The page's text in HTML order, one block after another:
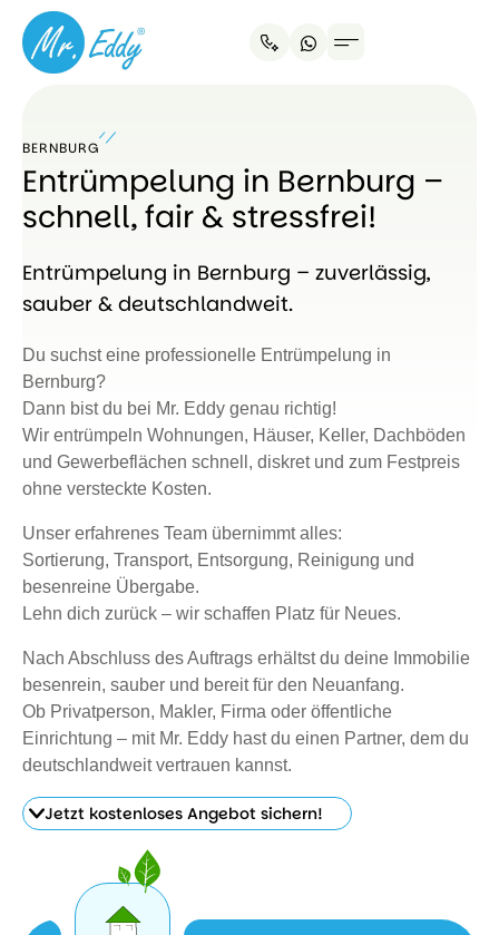
BERNBURG
Entrümpelung in Bernburg –
schnell, fair & stressfrei!
Entrümpelung in Bernburg – zuverlässig,
sauber & deutschlandweit.
Du suchst eine professionelle Entrümpelung in
Bernburg?
Dann bist du bei Mr. Eddy genau richtig!
Wir entrümpeln Wohnungen, Häuser, Keller, Dachböden
und Gewerbeflächen schnell, diskret und zum Festpreis
ohne versteckte Kosten.
Unser erfahrenes Team übernimmt alles:
Sortierung, Transport, Entsorgung, Reinigung und
besenreine Übergabe.
Lehn dich zurück – wir schaffen Platz für Neues.
Nach Abschluss des Auftrags erhältst du deine Immobilie
besenrein, sauber und bereit für den Neuanfang.
Ob Privatperson, Makler, Firma oder öffentliche
Einrichtung – mit Mr. Eddy hast du einen Partner, dem du
deutschlandweit vertrauen kannst.
Jetzt kostenloses Angebot sichern!
kostenloses